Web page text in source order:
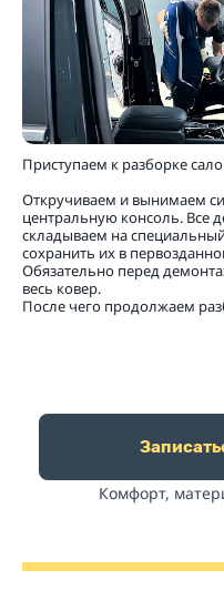
Приступаем к разборке
Откручиваем и вынимаем
центральную консоль. Все
складываем на
сохранить их в
Обязательно перед
весь ковер.
После чего продолжаем
Комфорт,